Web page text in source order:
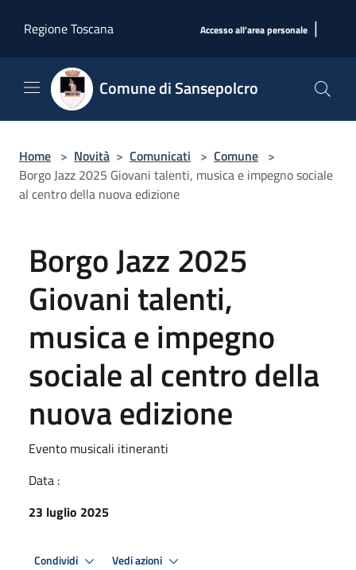
Regione Toscana
Accesso all'area personale |
Comune di Sansepolcro
Home > Novità > Comunicati > Comune >
Borgo Jazz 2025 Giovani talenti, musica e impegno sociale
al centro della nuova edizione
Borgo Jazz 2025
Giovani talenti,
musica e impegno
sociale al centro della
nuova edizione
Evento musicali itineranti
Data :
23 luglio 2025
Condividi Vedi azioni